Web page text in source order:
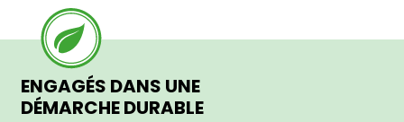
ENGAGÉS DANS UNE
DÉMARCHE DURABLE